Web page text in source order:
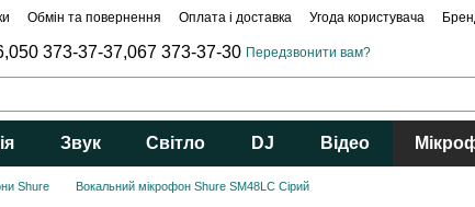
Обмін та повернення Оплата і доставка Угода користувача
050 373-37-37,067 373-37-30 Передзвонити вам?
Звук Світло DJ Відео
Shure Вокальний мікрофон Shure SM48LC Сірий